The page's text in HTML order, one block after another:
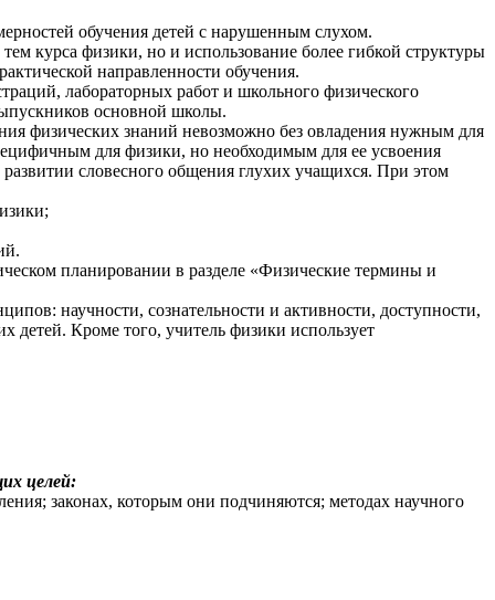
обучения детей с нарушенным слухом.
курса физики, но и использование более гибкой структуры
направленности обучения.
лабораторных работ и школьного физического
основной школы.
физических знаний невозможно без овладения нужным для
для физики, но необходимым для ее усвоения
словесного общения глухих учащихся. При этом
планировании в разделе «Физические термины и
научности, сознательности и активности, доступности,
детей. Кроме того, учитель физики использует
целей:
законах, которым они подчиняются; методах научного